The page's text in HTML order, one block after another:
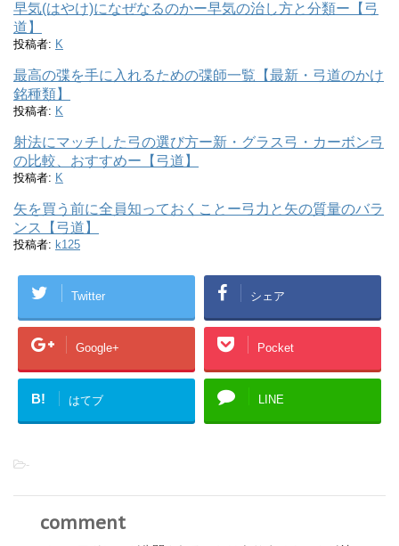
早気(はやけ)になぜなるのかー早気の治し方と分類ー【弓
道】
投稿者: K
最高の弽を手に入れるための弽師一覧【最新・弓道のかけ
銘種類】
投稿者: K
射法にマッチした弓の選び方ー新・グラス弓・カーボン弓
の比較、おすすめー【弓道】
投稿者: K
矢を買う前に全員知っておくことー弓力と矢の質量のバラ
ンス【弓道】
投稿者: k125
Twitter シェア
Google+ Pocket
B! はてブ LINE
-
comment